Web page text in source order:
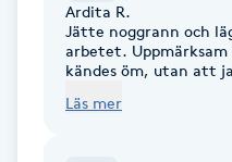
Färgning
Ardita R.
Jätte noggrann och
arbetet. Uppmärksam
kändes öm, utan att
nagelborren istället,
Läs mer